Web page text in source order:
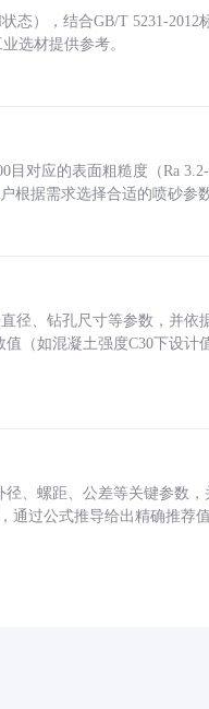
态），结合GB/T 5231-2012
选材提供参考。
对应的表面粗糙度（Ra
根据需求选择合适的喷砂参数
径、钻孔尺寸等参数，并依
（如混凝土强度C30下设计
、螺距、公差等关键参数
通过公式推导给出精确推荐